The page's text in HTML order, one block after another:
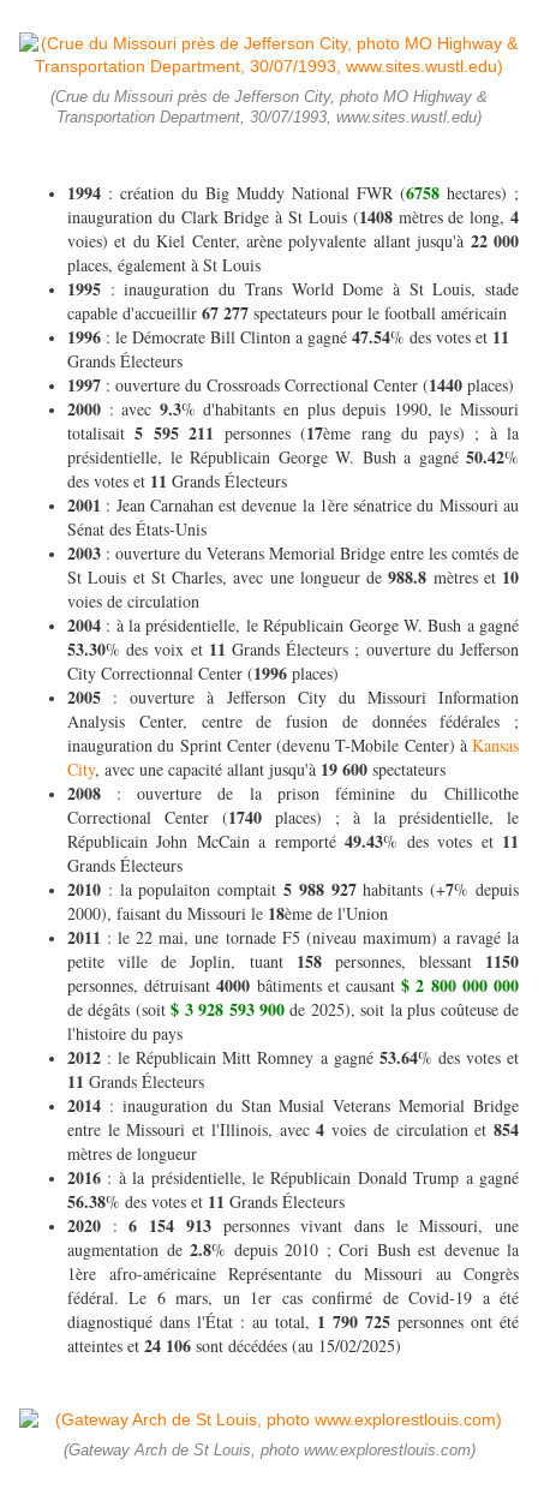
(Crue du Missouri près de Jefferson City, photo MO Highway &
Transportation Department, 30/07/1993, www.sites.wustl.edu)
1994 : création du Big Muddy National FWR (6758 hectares) ;
inauguration du Clark Bridge à St Louis (1408 mètres de long,4
voies) et du Kiel Center, arène polyvalente allant jusqu'à 22 000
places, également à St Louis
1995 : inauguration du Trans World Dome à St Louis, stade
capable d'accueillir 67 277 spectateurs pour le football américain
1996 : le Démocrate Bill Clinton a gagné 47.54% des votes et 11
Grands Électeurs
1997 : ouverture du Crossroads Correctional Center (1440 places)
2000 : avec 9.3% d'habitants en plus depuis 1990, le Missouri
totalisait5 595 211 personnes (17ème rang du pays) ; à la
présidentielle, le Républicain George W. Bush a gagné 50.42%
des votes et 11 Grands Électeurs
2001 : Jean Carnahan est devenue la 1ère sénatrice du Missouri au
Sénat des États-Unis
2003 : ouverture du Veterans Memorial Bridge entre les comtés de
St Louis et St Charles, avec une longueur de988.8 mètres et 10
voies de circulation
2004 : à la présidentielle, le Républicain George W. Bush a gagné
53.30% des voix et 11Grands Électeurs ; ouverture du Jefferson
City Correctionnal Center (1996 places)
2005 : ouverture à Jefferson City du Missouri Information
Analysis Center, centre de fusion de données fédérales ;
inauguration du Sprint Center (devenu T-Mobile Center) à Kansas
City, avec une capacité allant jusqu'à 19 600 spectateurs
2008 : ouverture de la prison féminine du Chillicothe
Correctional Center (1740 places) ; à la présidentielle, le
Républicain John McCain a remporté49.43% des votes et 11
Grands Électeurs
2010 : la populaiton comptait5 988 927habitants (+7% depuis
2000), faisant du Missouri le 18ème de l'Union
2011 : le 22 mai, une tornade F5 (niveau maximum) a ravagé la
petite ville de Joplin, tuant 158 personnes, blessant 1150
personnes, détruisant4000 bâtiments et causant$ 2 800 000 000
de dégâts (soit$ 3 928 593 900 de 2025), soit la plus coûteuse de
l'histoire du pays
2012 : le Républicain Mitt Romney a gagné 53.64% des votes et
11 Grands Électeurs
2014 : inauguration du Stan Musial Veterans Memorial Bridge
entre le Missouri et l'Illinois, avec4 voies de circulation et854
mètres de longueur
2016 : à la présidentielle, le Républicain Donald Trump a gagné
56.38% des votes et 11 Grands Électeurs
2020 :6 154 913personnes vivant dans le Missouri, une
augmentation de 2.8% depuis 2010 ; Cori Bush est devenue la
1ère afro-américaine Représentante du Missouri au Congrès
fédéral. Le 6 mars, un 1er cas confirmé de Covid-19 a été
diagnostiqué dans l'État : au total, 1 790 725 personnes ont été
atteintes et 24 106 sont décédées (au 15/02/2025)
(Gateway Arch de St Louis, photo www.explorestlouis.com)